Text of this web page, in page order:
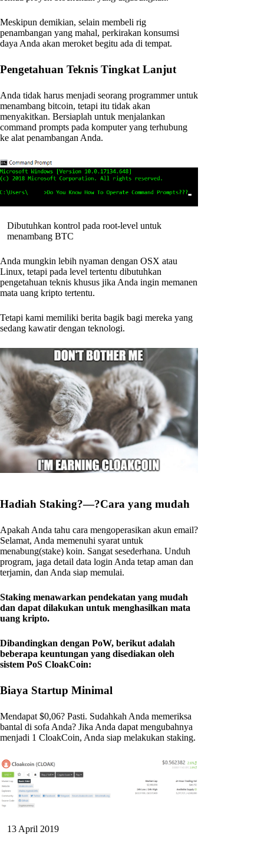
Meskipun demikian, selain membeli rig
penambangan yang mahal, perkirakan konsumsi
daya Anda akan meroket begitu ada di tempat.
Pengetahuan Teknis Tingkat Lanjut
Anda tidak harus menjadi seorang programmer untuk
menambang bitcoin, tetapi itu tidak akan
menyakitkan. Bersiaplah untuk menjalankan
command prompts pada komputer yang terhubung
ke alat penambangan Anda.
Dibutuhkan kontrol pada root-level untuk
menambang BTC
Anda mungkin lebih nyaman dengan OSX atau
Linux, tetapi pada level tertentu dibutuhkan
pengetahuan teknis khusus jika Anda ingin memanen
mata uang kripto tertentu.
Tetapi kami memiliki berita bagik bagi mereka yang
sedang kawatir dengan teknologi.
Hadiah Staking?—?Cara yang mudah
Apakah Anda tahu cara mengoperasikan akun email?
Selamat, Anda memenuhi syarat untuk
menabung(stake) koin. Sangat sesederhana. Unduh
program, jaga detail data login Anda tetap aman dan
terjamin, dan Anda siap memulai.
Staking menawarkan pendekatan yang mudah
dan dapat dilakukan untuk menghasilkan mata
uang kripto.
Dibandingkan dengan PoW, berikut adalah
beberapa keuntungan yang disediakan oleh
sistem PoS CloakCoin:
Biaya Startup Minimal
Mendapat $0,06? Pasti. Sudahkah Anda memeriksa
bantal di sofa Anda? Jika Anda dapat mengubahnya
menjadi 1 CloakCoin, Anda siap melakukan staking.
13 April 2019